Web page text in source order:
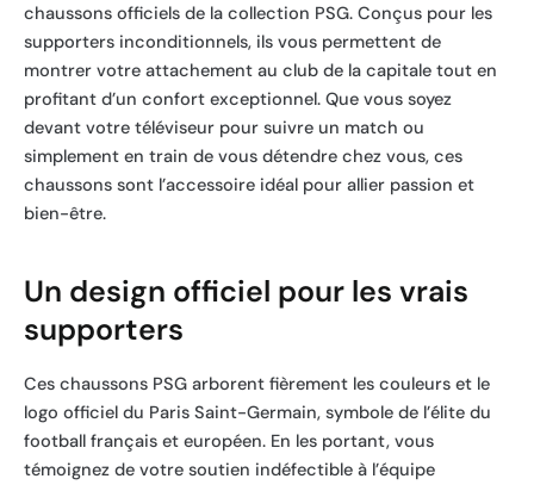
chaussons officiels de la collection PSG. Conçus pour les
supporters inconditionnels, ils vous permettent de
montrer votre attachement au club de la capitale tout en
profitant d’un confort exceptionnel. Que vous soyez
devant votre téléviseur pour suivre un match ou
simplement en train de vous détendre chez vous, ces
chaussons sont l’accessoire idéal pour allier passion et
bien-être.
Un design officiel pour les vrais
supporters
Ces chaussons PSG arborent fièrement les couleurs et le
logo officiel du Paris Saint-Germain, symbole de l’élite du
football français et européen. En les portant, vous
témoignez de votre soutien indéfectible à l’équipe